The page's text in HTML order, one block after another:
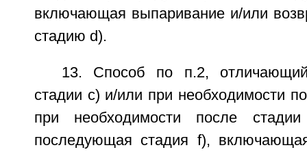
включающая выпаривание и/или
стадию d).
13. Способ по п.2,
стадии с) и/или при необходимости
при необходимости после
последующая стадия f),